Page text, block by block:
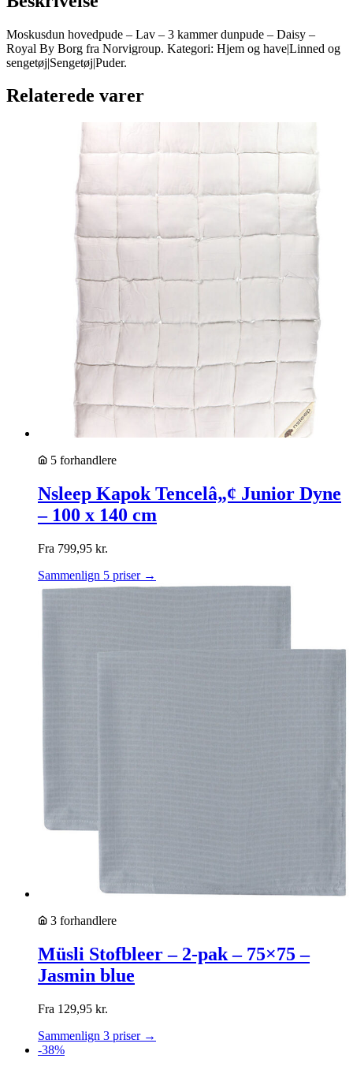
Moskusdun hovedpude – Lav – 3 kammer dunpude – Daisy –
Royal By Borg fra Norvigroup. Kategori: Hjem og have|Linned og
sengetøj|Sengetøj|Puder.
Relaterede varer
5 forhandlere
Nsleep Kapok Tencelâ„¢ Junior Dyne
– 100 x 140 cm
Fra 799,95 kr.
Sammenlign 5 priser →
3 forhandlere
Müsli Stofbleer – 2-pak – 75×75 –
Jasmin blue
Fra 129,95 kr.
Sammenlign 3 priser →
-38%